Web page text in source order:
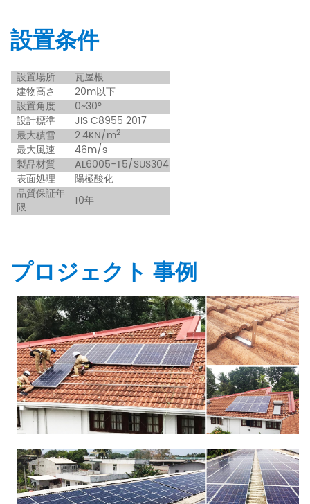
設置条件
設置場所
瓦屋根
建物高さ
20m以下
設置角度
0~30°
設計標準
JIS C8955 2017
最大積雪
2.4KN/m2
最大風速
46m/s
製品材質
AL6005-T5/SUS304
表面処理
陽極酸化
品質保証年
限
10年
プロジェクト 事例